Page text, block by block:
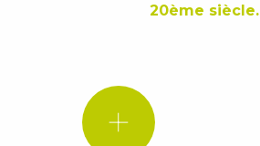
20ème siècle.
LE
SAVIEZ-
VOUS